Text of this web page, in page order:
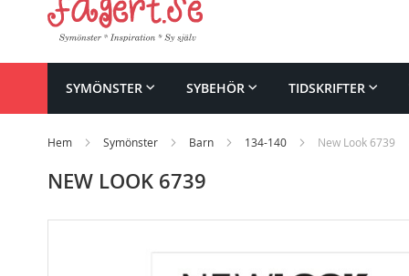
SYMÖNSTER SYBEHÖR TIDSKRIFTER
Hem Symönster Barn 134-140 New Look 6739
NEW LOOK 6739